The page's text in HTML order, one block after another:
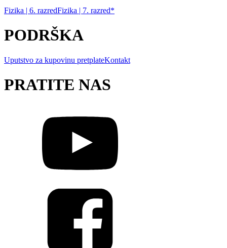
Fizika | 6. razredFizika | 7. razred*
PODRŠKA
Uputstvo za kupovinu pretplateKontakt
PRATITE NAS